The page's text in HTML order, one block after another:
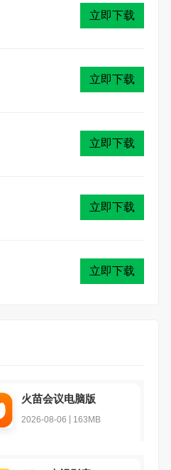
立即下载
立即下载
立即下载
立即下载
立即下载
火苗会议电脑版
2026-08-06 163MB